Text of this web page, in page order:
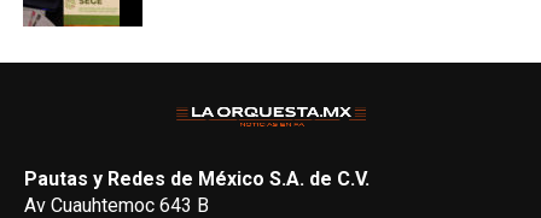
Pautas y Redes de México S.A. de C.V.
Av Cuauhtemoc 643 B